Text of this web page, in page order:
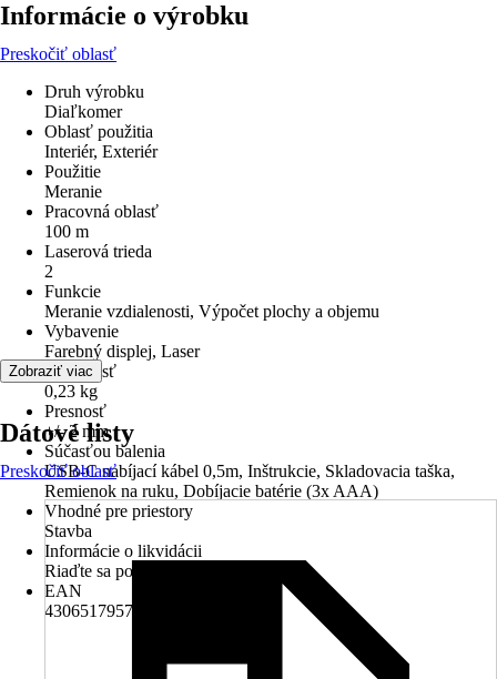
Informácie o výrobku
Preskočiť oblasť
Druh výrobku
Diaľkomer
Oblasť použitia
Interiér, Exteriér
Použitie
Meranie
Pracovná oblasť
100 m
Laserová trieda
2
Funkcie
Meranie vzdialenosti, Výpočet plochy a objemu
Vybavenie
Farebný displej, Laser
Hmotnosť
0,23 kg
Presnosť
+/- 2 mm
Súčasťou balenia
USB-C nabíjací kábel 0,5m, Inštrukcie, Skladovacia taška,
Remienok na ruku, Dobíjacie batérie (3x AAA)
Vhodné pre priestory
Stavba
Informácie o likvidácii
Riaďte sa pokynmi na likvidáciu
EAN
4306517957377
Zobraziť viac
Dátové listy
Preskočiť oblasť